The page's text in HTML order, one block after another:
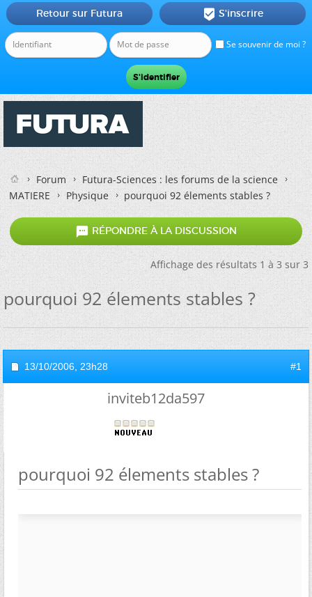
Se souvenir de moi ?
Retour sur Futura  S'inscrire
Forum
Futura-Sciences : les forums de la science
MATIERE
Physique pourquoi 92 élements stables ?
 RÉPONDRE À LA DISCUSSION
Affichage des résultats 1 à 3 sur 3
pourquoi 92 élements stables ?
13/10/2006, 23h28 #1
inviteb12da597
pourquoi 92 élements stables ?